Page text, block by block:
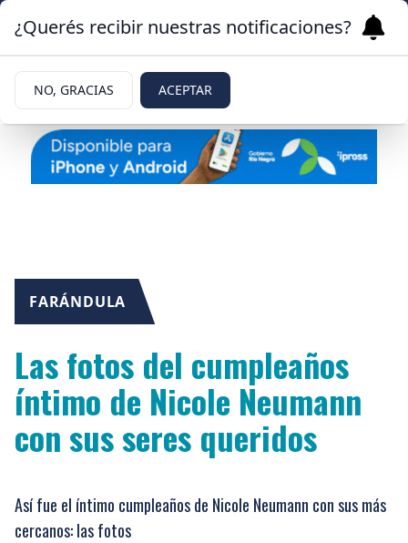
FARÁNDULA
Las fotos del cumpleaños
íntimo de Nicole Neumann
con sus seres queridos
Así fue el íntimo cumpleaños de Nicole Neumann con sus más
cercanos: las fotos
¿Querés recibir nuestras notificaciones?
NO, GRACIAS ACEPTAR